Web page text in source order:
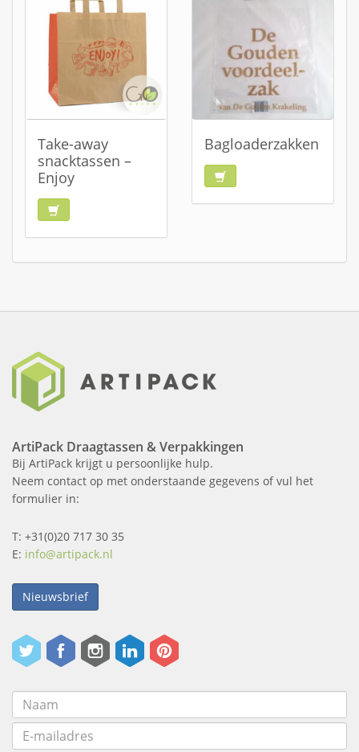
Take-away
snacktassen –
Enjoy
Bagloaderzakken
ArtiPack Draagtassen & Verpakkingen
Bij ArtiPack krijgt u persoonlijke hulp.
Neem contact op met onderstaande gegevens of vul het
formulier in:
T: +31(0)20 717 30 35
E: info@artipack.nl
Nieuwsbrief